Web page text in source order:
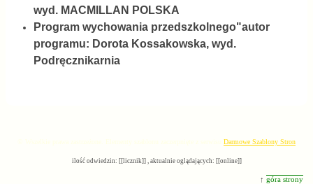
wyd. MACMILLAN POLSKA
Program wychowania przedszkolnego"autor
programu: Dorota Kossakowska, wyd.
Podręcznikarnia
© Wszelkie prawa zastrzeżone. Elementy szablonu zaczerpnięte z serwisu Darmowe Szablony Stron
ilość odwiedzin: [[licznik]] , aktualnie oglądających: [[online]]
↑ góra strony